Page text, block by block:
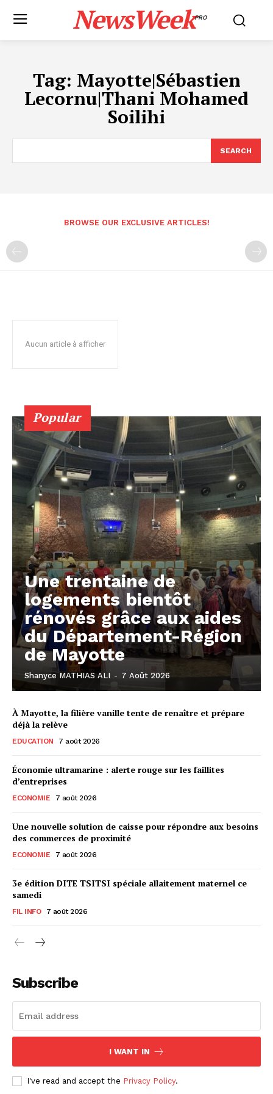
NewsWeekPRO
Tag: Mayotte|Sébastien
Lecornu|Thani Mohamed
Soilihi
SEARCH
BROWSE OUR EXCLUSIVE ARTICLES!
Aucun article à afficher
Popular
Une trentaine de
logements bientôt
rénovés grâce aux aides
du Département-Région
de Mayotte
Shanyce MATHIAS ALI - 7 Août 2026
À Mayotte, la filière vanille tente de renaître et prépare
déjà la relève
EDUCATION 7 août 2026
Économie ultramarine : alerte rouge sur les faillites
d’entreprises
ECONOMIE 7 août 2026
Une nouvelle solution de caisse pour répondre aux besoins
des commerces de proximité
ECONOMIE 7 août 2026
3e édition DITE TSITSI spéciale allaitement maternel ce
samedi
FIL INFO 7 août 2026
Subscribe
I WANT IN
I've read and accept the Privacy Policy.